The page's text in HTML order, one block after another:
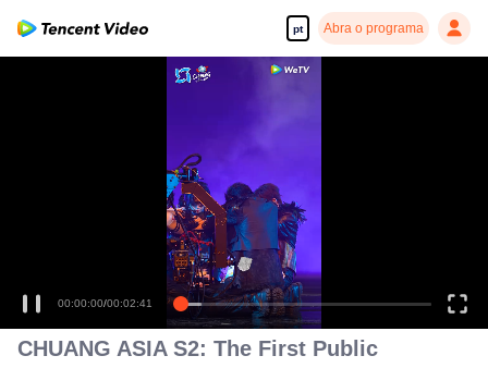
pt Abra o programa
00:00:00/00:02:41
CHUANG ASIA S2: The First Public